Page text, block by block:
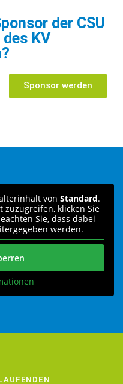
der CSU
KV
Sponsor werden
von Standard.
klicken Sie
Sie, dass dabei
werden.